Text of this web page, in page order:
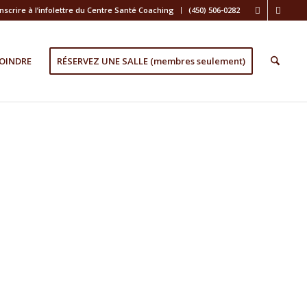
à l’infolettre du Centre Santé Coaching (450) 506-0282
RÉSERVEZ UNE SALLE (membres seulement)